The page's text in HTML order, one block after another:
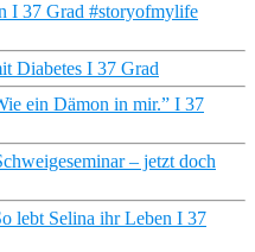
I 37 Grad #storyofmylife
Diabetes I 37 Grad
ein Dämon in mir.” I 37
– jetzt doch
lebt Selina ihr Leben I 37